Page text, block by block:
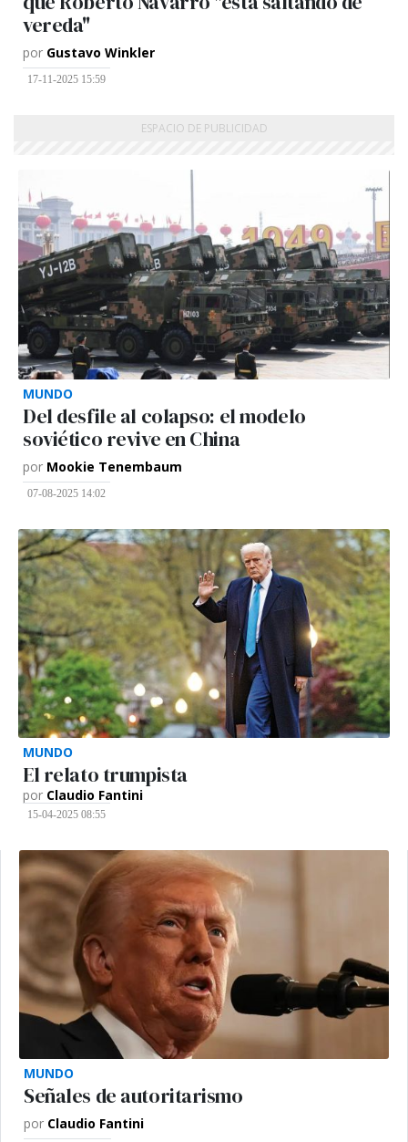
vereda"
por Gustavo Winkler
17-11-2025 15:59
MUNDO
Del desfile al colapso: el modelo
soviético revive en China
por Mookie Tenembaum
07-08-2025 14:02
MUNDO
El relato trumpista
por Claudio Fantini
15-04-2025 08:55
MUNDO
Señales de autoritarismo
por Claudio Fantini